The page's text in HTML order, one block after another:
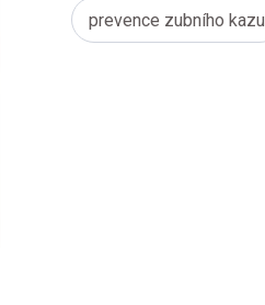
prevence zubního kazu